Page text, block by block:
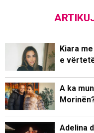
Kiara
e
A ka
Adelina